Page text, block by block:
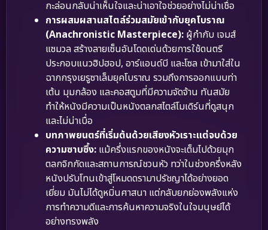
กะล่อนกลับน่าเห็นใจและน่าเอาใจช่วยอย่างไม่น่าเชื่อ
การผสมผสานสไตล์ร่วมสมัยเข้ากับยุคโบราณ
(Anachronistic Masterpiece): ผู้กำกับ เจมส์
แซมวล สร้างลายเซ็นอันโดดเด่นด้วยการใช้ดนตรี
ประกอบแนวฮิปฮอป, อาร์แอนด์บี และโซล เข้ามาใส่ใน
ฉากกรุงเยรูซาเล็มยุคโบราณ รวมถึงการออกแบบท่า
เต้น มุมกล้อง และคอสตูมที่มีความจัดจ้าน ทันสมัย
ทำให้หนังมีความเป็นหนังตลกสไตล์โมเดิร์นที่ดูสนุก
และไม่น่าเบื่อ
บทภาพยนตร์ที่เริ่มต้นด้วยเสียงหัวเราะแต่จบด้วย
ความซาบซึ้ง: แม้ครึ่งแรกของหนังจะเต็มไปด้วยมุก
ตลกจิกกัดและสถานการณ์ชวนหัว ทว่าในช่วงครึ่งหลัง
หนังปรับโทนเข้าสู่โหมดดรามาปรัชญาได้อย่างยอด
เยี่ยม มันไม่ได้ดูหมิ่นศาสนา แต่กลับยกย่องพลังแห่ง
การทำความดีและการค้นหาความจริงในใจมนุษย์ได้
อย่างทรงพลัง